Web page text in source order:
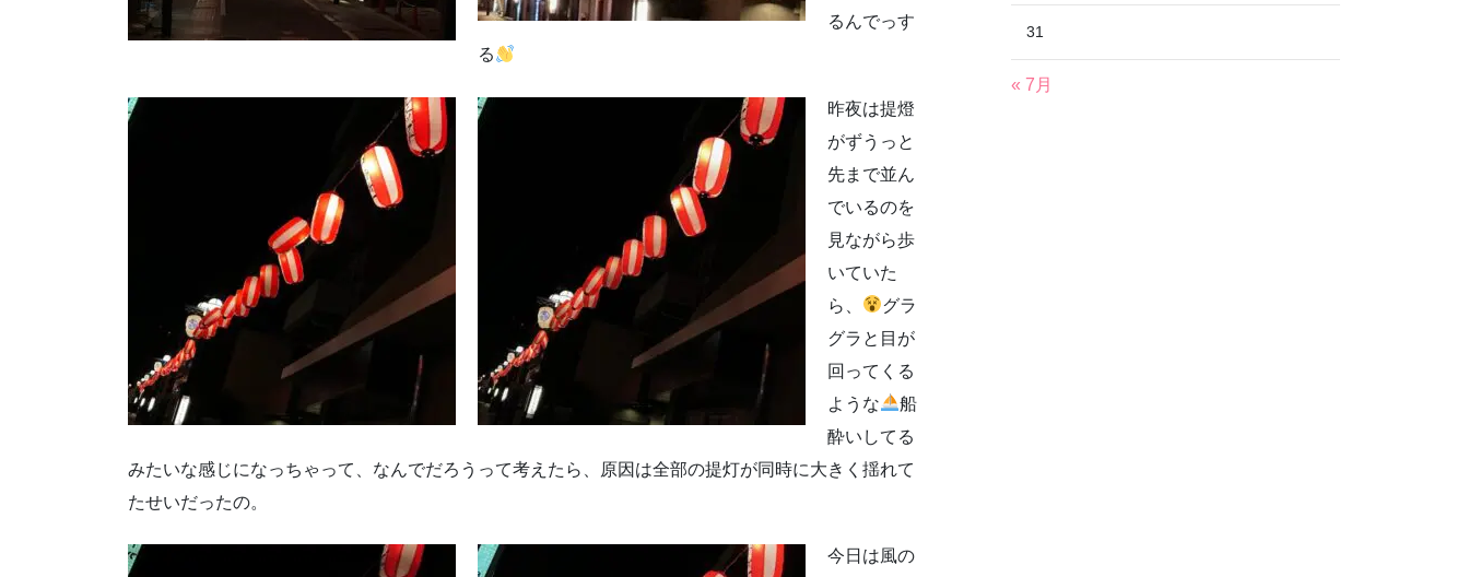
るんでっす
る
昨夜は提燈
がずうっと
先まで並ん
でいるのを
見ながら歩
いていた
ら、
グラ
グラと目が
回ってくる
ような
船
酔いしてる
みたいな感じになっちゃって、なんでだろうって考えたら、原因は全部の提灯が同時に大きく揺れて
たせいだったの。
今日は風の
31
« 7月